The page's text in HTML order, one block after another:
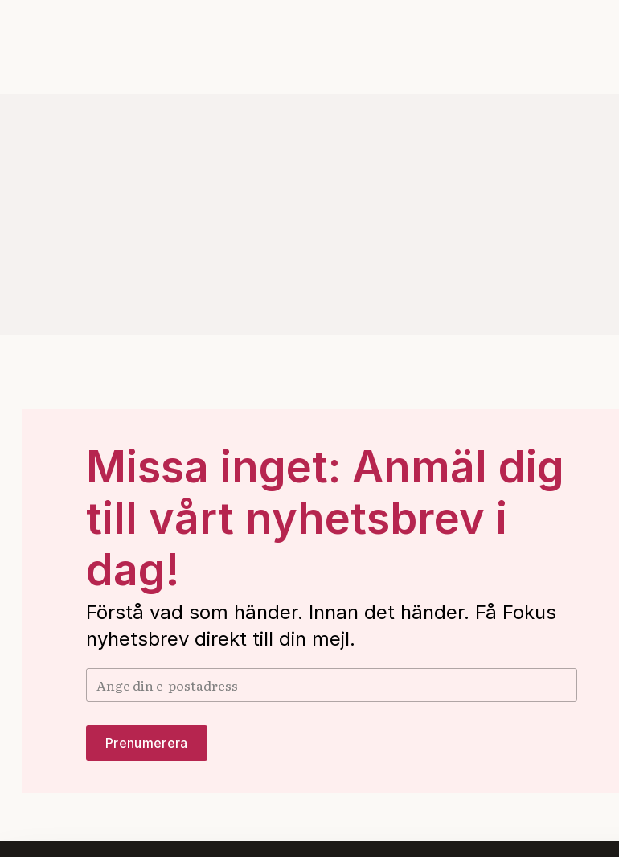
Missa inget: Anmäl dig
till vårt nyhetsbrev i
dag!
Förstå vad som händer. Innan det händer. Få Fokus
nyhetsbrev direkt till din mejl.